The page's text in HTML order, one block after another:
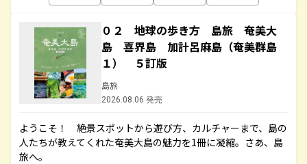
０２ 地球の歩き方 島旅 奄美大
島 喜界島 加計呂麻島（奄美群島
１） ５訂版
島旅
2026.08.06 発売
ようこそ！ 絶景スポットから遊び方、カルチャーまで、島の
人たちが教えてくれた奄美大島の魅力を1冊に凝縮。さあ、島
旅へ。